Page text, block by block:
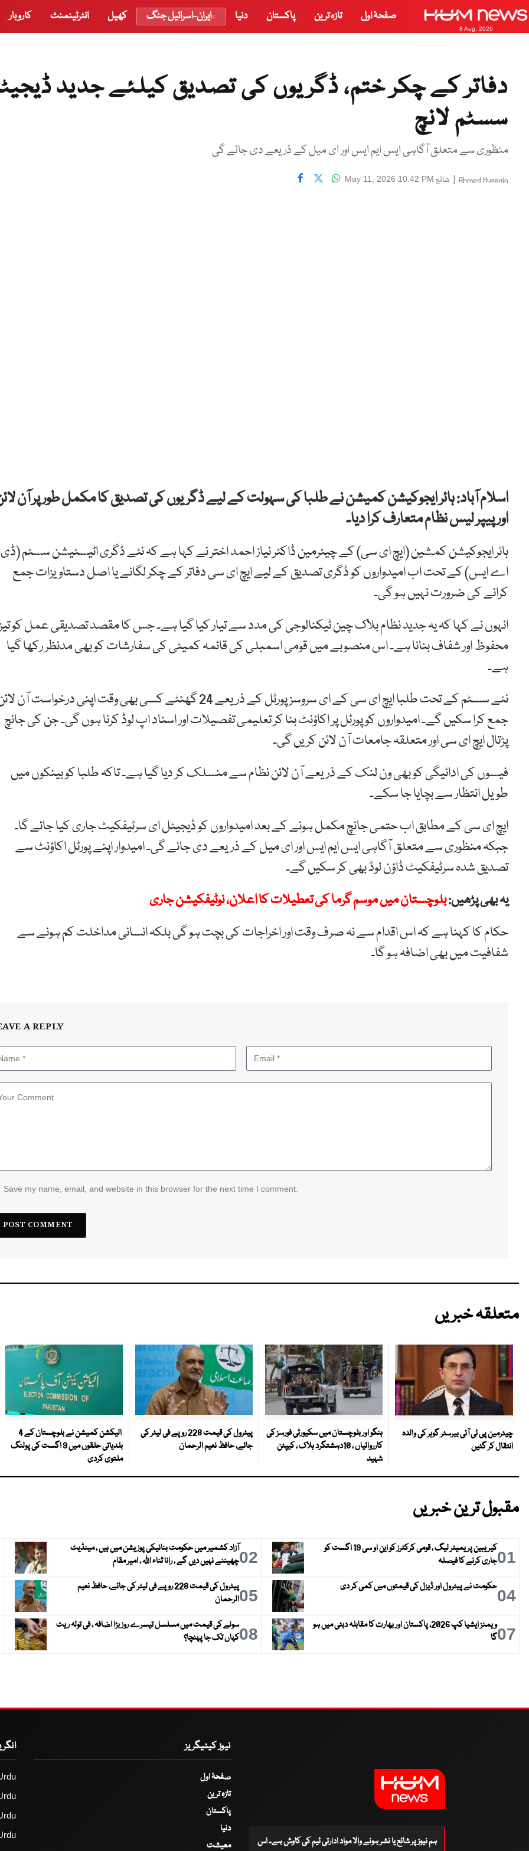
8 Aug, 2026
صفحۂ اول تازہ ترین پاکستان دنیا ایران-اسرائیل جنگ کھیل انٹرٹینمنٹ کاروبار
دفاتر کے چکر ختم، ڈگریوں کی تصدیق کیلئے جدید
سسٹم لانچ
منظوری سے متعلق آگاہی ایس ایم ایس اور ای میل کے ذریعے دی جائے گی
Ahmed Hussain
| شائع May 11, 2026 10:42 PM
اسلام آباد: ہائر ایجوکیشن کمیشن نے طلبا کی سہولت کے لیے ڈگریوں کی تصدیق کا مکمل طور پر آن
اور پیپر لیس نظام متعارف کرا دیا۔
ہائر ایجوکیشن کمشین (ایچ ای سی) کے چیئرمین ڈاکٹر نیاز احمد اختر نے کہا ہے کہ نئے ڈگری اٹیسٹیشن سسٹم (ڈی
اے ایس) کے تحت اب امیدواروں کو ڈگری تصدیق کے لیے ایچ ای سی دفاتر کے چکر لگانے یا اصل دستاویزات جمع
کرانے کی ضرورت نہیں ہو گی۔
انہوں نے کہا کہ یہ جدید نظام بلاک چین ٹیکنالوجی کی مدد سے تیار کیا گیا ہے۔ جس کا مقصد تصدیقی عمل کو
محفوظ اور شفاف بنانا ہے۔ اس منصوبے میں قومی اسمبلی کی قائمہ کمیٹی کی سفارشات کو بھی مدنظر رکھا گیا
ہے۔
نئے سسٹم کے تحت طلبا ایچ ای سی کے ای سروسز پورٹل کے ذریعے 24 گھنٹے کسی بھی وقت اپنی درخواست آن
جمع کرا سکیں گے۔ امیدواروں کو پورٹل پر اکاؤنٹ بنا کر تعلیمی تفصیلات اور اسناد اپ لوڈ کرنا ہوں گی۔ جن کی جانچ
پڑتال ایچ ای سی اور متعلقہ جامعات آن لائن کریں گی۔
فیسوں کی ادائیگی کو بھی ون لنک کے ذریعے آن لائن نظام سے منسلک کر دیا گیا ہے۔ تاکہ طلبا کو بینکوں میں
طویل انتظار سے بچایا جا سکے۔
ایچ ای سی کے مطابق اب حتمی جانچ مکمل ہونے کے بعد امیدواروں کو ڈیجیٹل ای سرٹیفکیٹ جاری کیا جائے گا۔
جبکہ منظوری سے متعلق آگاہی ایس ایم ایس اور ای میل کے ذریعے دی جائے گی۔ امیدوار اپنے پورٹل اکاؤنٹ سے
تصدیق شدہ سرٹیفکیٹ ڈاؤن لوڈ بھی کر سکیں گے۔
یہ بھی پڑھیں:بلوچستان میں موسم گرما کی تعطیلات کا اعلان، نوٹیفکیشن جاری
حکام کا کہنا ہے کہ اس اقدام سے نہ صرف وقت اور اخراجات کی بچت ہو گی بلکہ انسانی مداخلت کم ہونے سے
شفافیت میں بھی اضافہ ہو گا۔
A REPLY
Save my name, email, and website in this browser for the next time I comment.
متعلقہ خبریں
چیئرمین پی ٹی آئی بیرسٹر گوہر کی والدہ
انتقال کر گئیں
ہنگو اور بلوچستان میں سکیورٹی فورسز کی
کارروائیاں ، 10دہشتگرد ہلاک ، کیپٹن
شہید
پیٹرول کی قیمت 228 روپے فی لیٹر کی
جائے، حافظ نعیم الرحمان
الیکشن کمیشن نے بلوچستان کے 4
بلدیاتی حلقوں میں 9 اگست کی پولنگ
ملتوی کردی
مقبول ترین خبریں
01
کیریبین پریمیئر لیگ ، قومی کرکٹرز کو این او سی 19 اگست کو
جاری کرنے کا فیصلہ
02آزاد کشمیر میں حکومت بنانیکی پوزیشن میں ہیں ، مینڈیٹ
چھیننے نہیں دیں گے ، رانا ثناء اللہ ، امیر مقام
04حکومت نے پیٹرول اور ڈیزل کی قیمتوں میں کمی کر دی 05
پیٹرول کی قیمت 228 روپے فی لیٹر کی جائے، حافظ نعیم
الرحمان
07
ویمنز ایشیا کپ 2026، پاکستان اور بھارت کا مقابلہ دبئی میں ہو
گا
08سونے کی قیمت میں مسلسل تیسرے روز بڑا اضافہ ، فی تولہ ریٹ
کہاں تک جا پہنچا؟
ہم نیوز پر شائع یا نشر ہونے والا مواد ادارتی ٹیم کی کاوش ہے۔ اس
نیوز کیٹیگریز
صفحۂ اول
تازہ ترین
پاکستان
دنیا
معیشت